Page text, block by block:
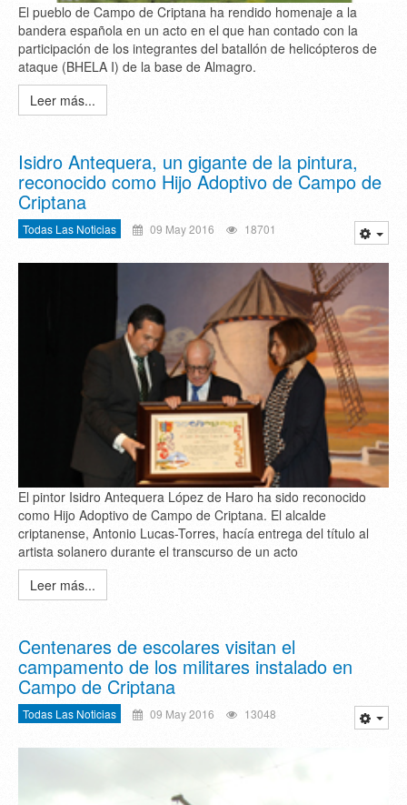
El pueblo de Campo de Criptana ha rendido homenaje a la
bandera española en un acto en el que han contado con la
participación de los integrantes del batallón de helicópteros de
ataque (BHELA I) de la base de Almagro.
Leer más...
Isidro Antequera, un gigante de la pintura,
reconocido como Hijo Adoptivo de Campo de
Criptana
Todas Las Noticias 09 May 2016 18701
El pintor Isidro Antequera López de Haro ha sido reconocido
como Hijo Adoptivo de Campo de Criptana. El alcalde
criptanense, Antonio Lucas-Torres, hacía entrega del título al
artista solanero durante el transcurso de un acto
Leer más...
Centenares de escolares visitan el
campamento de los militares instalado en
Campo de Criptana
Todas Las Noticias 09 May 2016 13048